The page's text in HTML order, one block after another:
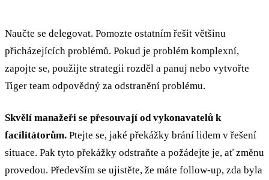
Naučte se delegovat. Pomozte ostatním řešit většinu
přicházejících problémů. Pokud je problém komplexní,
zapojte se, použijte strategii rozděl a panuj nebo vytvořte
Tiger team odpovědný za odstranění problému.
Skvělí manažeři se přesouvají od vykonavatelů k
facilitátorům. Ptejte se, jaké překážky brání lidem v řešení
situace. Pak tyto překážky odstraňte a požádejte je, ať změnu
provedou. Především se ujistěte, že máte follow-up, zda byla